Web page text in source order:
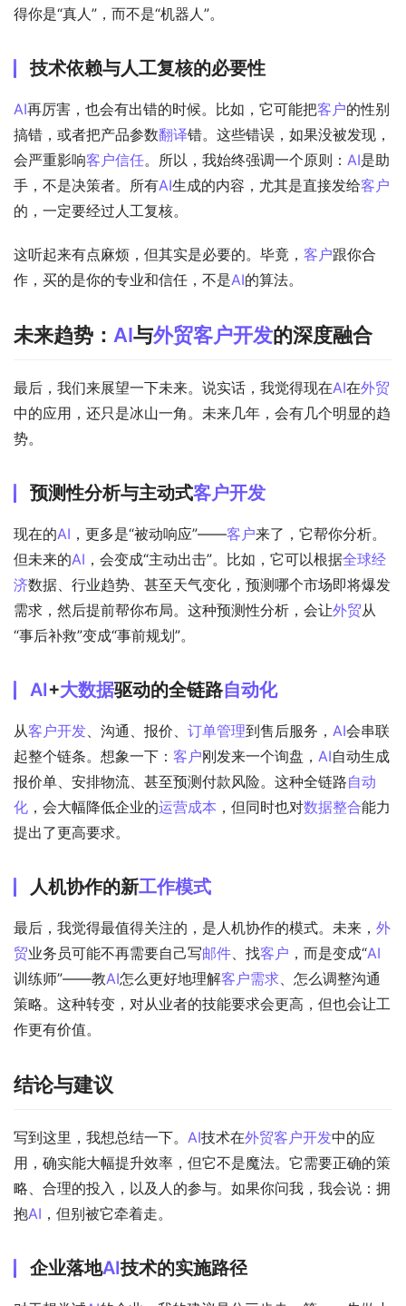
得你是“真人”，而不是“机器人”。
技术依赖与人工复核的必要性
AI再厉害，也会有出错的时候。比如，它可能把客户的性别
搞错，或者把产品参数翻译错。这些错误，如果没被发现，
会严重影响客户信任。所以，我始终强调一个原则： AI是助
手，不是决策者。所有AI生成的内容，尤其是直接发给客户
的，一定要经过人工复核。
这听起来有点麻烦，但其实是必要的。毕竟， 客户跟你合
作，买的是你的专业和信任，不是AI的算法。
未来趋势： AI与外贸客户开发的深度融合
最后，我们来展望一下未来。说实话，我觉得现在AI在外贸
中的应用，还只是冰山一角。未来几年，会有几个明显的趋
势。
预测性分析与主动式客户开发
现在的AI ，更多是“被动响应”——客户来了，它帮你分析。
但未来的AI ，会变成“主动出击”。比如，它可以根据全球经
济数据、行业趋势、甚至天气变化，预测哪个市场即将爆发
需求，然后提前帮你布局。这种预测性分析，会让外贸从
“事后补救”变成“事前规划”。
AI+大数据驱动的全链路自动化
从客户开发、沟通、报价、 订单管理到售后服务， AI会串联
起整个链条。想象一下： 客户刚发来一个询盘， AI自动生成
报价单、安排物流、甚至预测付款风险。这种全链路自动
化 ，会大幅降低企业的运营成本 ，但同时也对数据整合能力
提出了更高要求。
人机协作的新工作模式
最后，我觉得最值得关注的，是人机协作的模式。未来， 外
贸业务员可能不再需要自己写邮件、找客户 ，而是变成“AI
训练师”——教AI怎么更好地理解客户需求、怎么调整沟通
策略。这种转变，对从业者的技能要求会更高，但也会让工
作更有价值。
结论与建议
写到这里，我想总结一下。 AI技术在外贸客户开发中的应
用，确实能大幅提升效率，但它不是魔法。它需要正确的策
略、合理的投入，以及人的参与。如果你问我，我会说：拥
抱AI ，但别被它牵着走。
企业落地AI技术的实施路径